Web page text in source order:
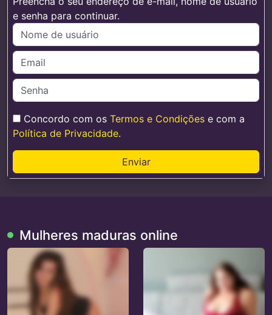
e senha para continuar.
Concordo com os Termos e Condições e com a
Política de Privacidade.
Enviar
Mulheres maduras online